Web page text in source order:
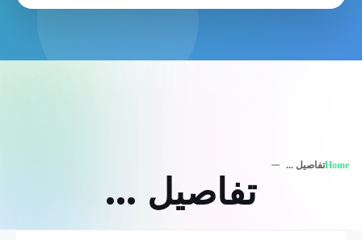
Homeتفاصيل ...
تفاصيل ...